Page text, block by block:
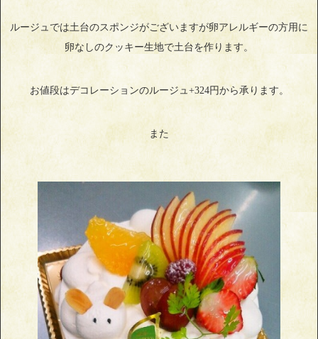
ルージュでは土台のスポンジがございますが卵アレルギーの方用に
卵なしのクッキー生地で土台を作ります。
お値段はデコレーションのルージュ+324円から承ります。
また